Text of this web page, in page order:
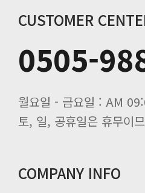
동해물과
동해물과
동해물
동해물과
CUSTOMER
0505-
월요일 - 금요일 : AM
토, 일, 공휴일은 휴무이
COMPANY INFO